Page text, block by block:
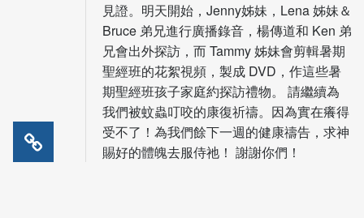
見證。明天開始，Jenny姊妹，Lena 姊妹＆
Bruce 弟兄進行廣播錄音，楊傳道和 Ken 弟
兄會出外探訪，而 Tammy 姊妹會剪輯暑期
聖經班的花絮視頻，製成 DVD，作這些暑
期聖經班孩子家庭約探訪禮物。 請繼續為
我們被蚊蟲叮咬的康復祈禱。因為實在癢得
受不了！為我們餘下一週的健康禱告，求神
賜好的體魄去服侍祂！ 謝謝你們！